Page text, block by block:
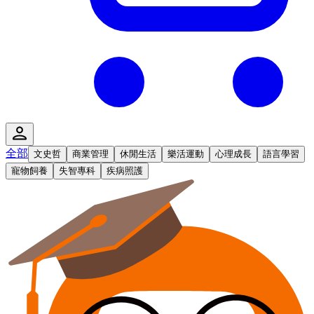
全部 文史哲 商業管理 休閒生活 樂活運動 心理成長
語言學習
寵物飼養
失智專科 疾病照護